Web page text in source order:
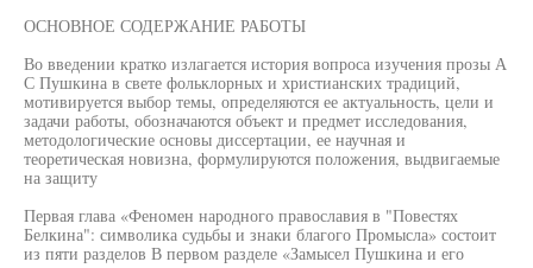
ОСНОВНОЕ СОДЕРЖАНИЕ РАБОТЫ
Во введении кратко излагается история вопроса изучения прозы А
С Пушкина в свете фольклорных и христианских традиций,
мотивируется выбор темы, определяются ее актуальность, цели и
задачи работы, обозначаются объект и предмет исследования,
методологические основы диссертации, ее научная и
теоретическая новизна, формулируются положения, выдвигаемые
на защиту
Первая глава «Феномен народного православия в "Повестях
Белкина": символика судьбы и знаки благого Промысла» состоит
из пяти разделов В первом разделе «Замысел Пушкина и его